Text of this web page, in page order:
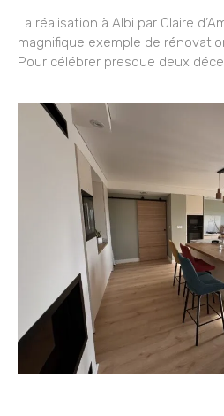
La réalisation à Albi par Claire
magnifique exemple de
Pour célébrer presque deux